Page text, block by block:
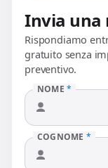
Invia una
Rispondiamo
gratuito senza
preventivo.
NOME*
COGNOME *